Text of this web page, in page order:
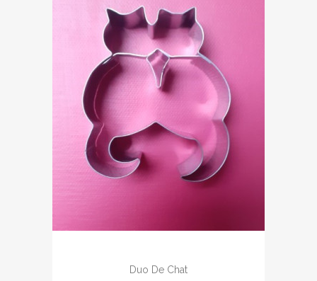
Duo De Chat